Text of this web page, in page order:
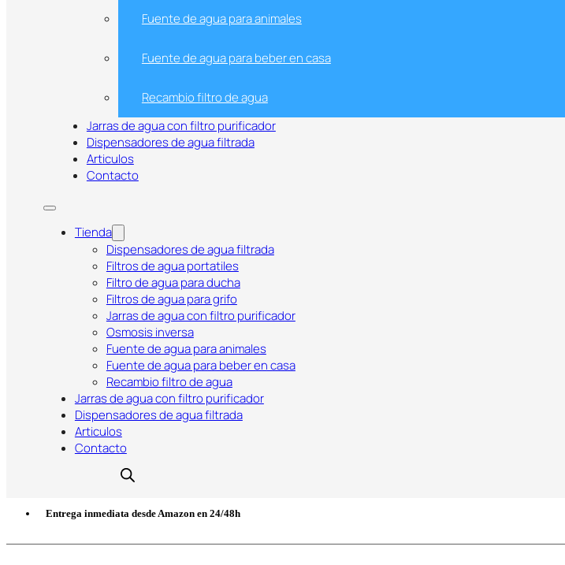
Fuente de agua para animales
Fuente de agua para beber en casa
Recambio filtro de agua
Jarras de agua con filtro purificador
Dispensadores de agua filtrada
Articulos
Contacto
Tienda
Dispensadores de agua filtrada
Filtros de agua portatiles
Filtro de agua para ducha
Filtros de agua para grifo
Jarras de agua con filtro purificador
Osmosis inversa
Fuente de agua para animales
Fuente de agua para beber en casa
Recambio filtro de agua
Jarras de agua con filtro purificador
Dispensadores de agua filtrada
Articulos
Contacto
Botella filtrante BRITA VITAL Verde Claro 600 ml con 2
filtros MicroDisc | Agua purificada en cualquier lugar
17,95 €
Comprar en Amazon
Entrega inmediata desde Amazon en 24/48h